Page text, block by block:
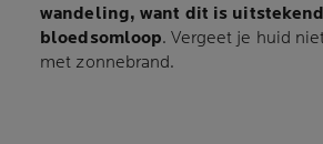
wandeling, want dit is
bloedsomloop. Vergeet je huid
met zonnebrand.